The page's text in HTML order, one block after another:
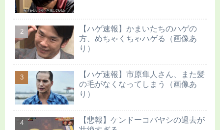
【ハゲ速報】かまいたちのハゲの
方、めちゃくちゃハゲる（画像あ
り）
【ハゲ速報】市原隼人さん、また髪
の毛がなくなってしまう（画像あ
り）
【悲報】ケンドーコバヤシの過去が